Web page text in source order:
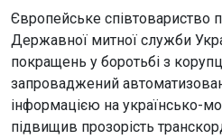
Європейське співтовариство
Державної митної служби
покращень у боротьбі з
запроваджений
інформацією на українсько-
підвищив прозорість